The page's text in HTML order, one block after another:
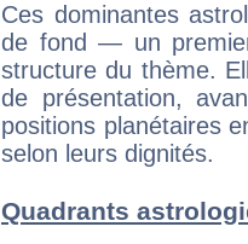
Ces dominantes
de fond — un
structure du thème.
de présentation,
positions planétaires
selon leurs dignités.
Quadrants